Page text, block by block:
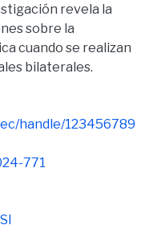
revela la
sobre la
cuando se realizan
bilaterales.
handle/123456789
771